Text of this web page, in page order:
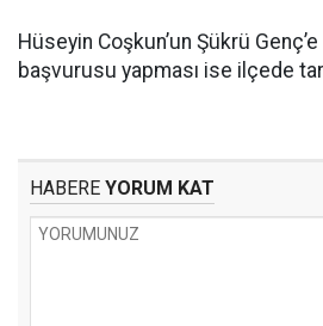
Hüseyin Coşkun’un Şükrü Genç’e
başvurusu yapması ise ilçede
HABERE YORUM KAT